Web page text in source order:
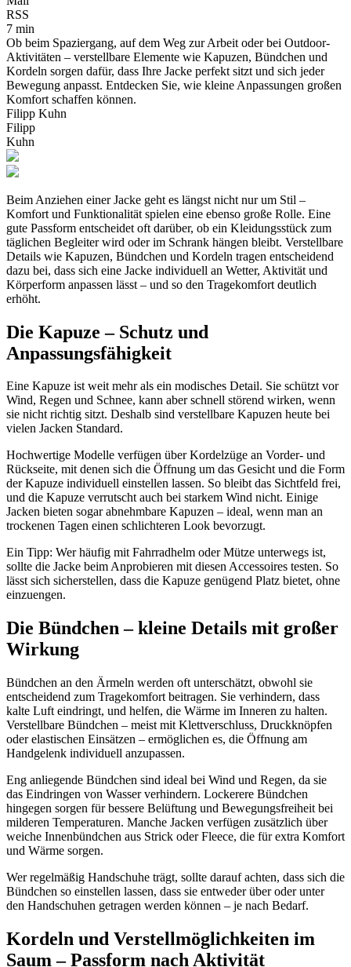
RSS
7 min
Ob beim Spaziergang, auf dem Weg zur Arbeit oder bei Outdoor-
Aktivitäten – verstellbare Elemente wie Kapuzen, Bündchen und
Kordeln sorgen dafür, dass Ihre Jacke perfekt sitzt und sich jeder
Bewegung anpasst. Entdecken Sie, wie kleine Anpassungen großen
Komfort schaffen können.
Filipp Kuhn
Filipp
Kuhn
Beim Anziehen einer Jacke geht es längst nicht nur um Stil –
Komfort und Funktionalität spielen eine ebenso große Rolle. Eine
gute Passform entscheidet oft darüber, ob ein Kleidungsstück zum
täglichen Begleiter wird oder im Schrank hängen bleibt. Verstellbare
Details wie Kapuzen, Bündchen und Kordeln tragen entscheidend
dazu bei, dass sich eine Jacke individuell an Wetter, Aktivität und
Körperform anpassen lässt – und so den Tragekomfort deutlich
erhöht.
Die Kapuze – Schutz und
Anpassungsfähigkeit
Eine Kapuze ist weit mehr als ein modisches Detail. Sie schützt vor
Wind, Regen und Schnee, kann aber schnell störend wirken, wenn
sie nicht richtig sitzt. Deshalb sind verstellbare Kapuzen heute bei
vielen Jacken Standard.
Hochwertige Modelle verfügen über Kordelzüge an Vorder- und
Rückseite, mit denen sich die Öffnung um das Gesicht und die Form
der Kapuze individuell einstellen lassen. So bleibt das Sichtfeld frei,
und die Kapuze verrutscht auch bei starkem Wind nicht. Einige
Jacken bieten sogar abnehmbare Kapuzen – ideal, wenn man an
trockenen Tagen einen schlichteren Look bevorzugt.
Ein Tipp: Wer häufig mit Fahrradhelm oder Mütze unterwegs ist,
sollte die Jacke beim Anprobieren mit diesen Accessoires testen. So
lässt sich sicherstellen, dass die Kapuze genügend Platz bietet, ohne
einzuengen.
Die Bündchen – kleine Details mit großer
Wirkung
Bündchen an den Ärmeln werden oft unterschätzt, obwohl sie
entscheidend zum Tragekomfort beitragen. Sie verhindern, dass
kalte Luft eindringt, und helfen, die Wärme im Inneren zu halten.
Verstellbare Bündchen – meist mit Klettverschluss, Druckknöpfen
oder elastischen Einsätzen – ermöglichen es, die Öffnung am
Handgelenk individuell anzupassen.
Eng anliegende Bündchen sind ideal bei Wind und Regen, da sie
das Eindringen von Wasser verhindern. Lockerere Bündchen
hingegen sorgen für bessere Belüftung und Bewegungsfreiheit bei
milderen Temperaturen. Manche Jacken verfügen zusätzlich über
weiche Innenbündchen aus Strick oder Fleece, die für extra Komfort
und Wärme sorgen.
Wer regelmäßig Handschuhe trägt, sollte darauf achten, dass sich die
Bündchen so einstellen lassen, dass sie entweder über oder unter
den Handschuhen getragen werden können – je nach Bedarf.
Kordeln und Verstellmöglichkeiten im
Saum – Passform nach Aktivität